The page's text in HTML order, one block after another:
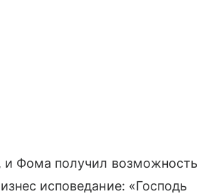
и Фома получил возможность
исповедание: «Господь